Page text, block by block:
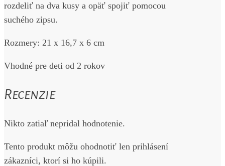
rozdeliť na dva kusy a opäť spojiť pomocou
suchého zipsu.
Rozmery: 21 x 16,7 x 6 cm
Vhodné pre deti od 2 rokov
Recenzie
Nikto zatiaľ nepridal hodnotenie.
Tento produkt môžu ohodnotiť len prihlásení
zákazníci, ktorí si ho kúpili.